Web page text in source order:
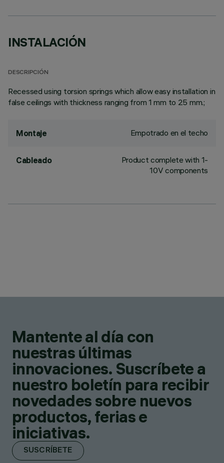
INSTALACIÓN
DESCRIPCIÓN
Recessed using torsion springs which allow easy installation in
false ceilings with thickness ranging from 1 mm to 25 mm.;
Montaje Empotrado en el techo
Cableado
Product complete with 1-
10V components
Mantente al día con
nuestras últimas
innovaciones. Suscríbete a
nuestro boletín para recibir
novedades sobre nuevos
productos, ferias e
iniciativas.
SUSCRÍBETE